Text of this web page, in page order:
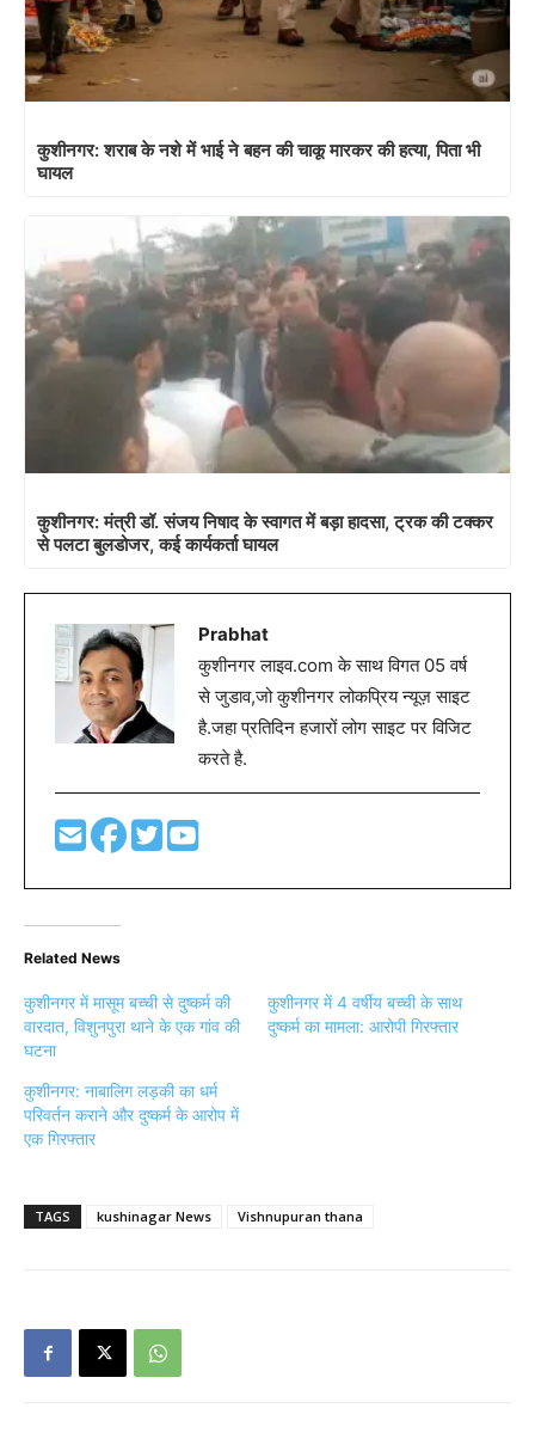
कुशीनगर: शराब के नशे में भाई ने बहन की चाकू मारकर की हत्या, पिता भी
घायल
कुशीनगर: मंत्री डॉ. संजय निषाद के स्वागत में बड़ा हादसा, ट्रक की टक्कर
से पलटा बुलडोजर, कई कार्यकर्ता घायल
Prabhat
कुशीनगर लाइव.com के साथ विगत 05 वर्ष
से जुडाव,जो कुशीनगर लोकप्रिय न्यूज़ साइट
है.जहा प्रतिदिन हजारों लोग साइट पर विजिट
करते है.
Related News
कुशीनगर में मासूम बच्ची से दुष्कर्म की
वारदात, विशुनपुरा थाने के एक गांव की
घटना
कुशीनगर में 4 वर्षीय बच्ची के साथ
दुष्कर्म का मामला: आरोपी गिरफ्तार
कुशीनगर: नाबालिग लड़की का धर्म
परिवर्तन कराने और दुष्कर्म के आरोप में
एक गिरफ्तार
TAGS kushinagar News Vishnupuran thana